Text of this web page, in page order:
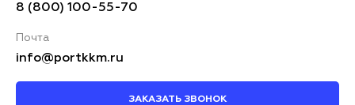
8 (800) 100-55-70
Почта
info@portkkm.ru
ЗАКАЗАТЬ ЗВОНОК